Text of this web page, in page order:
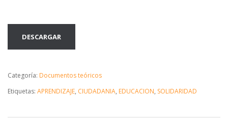
DESCARGAR
Categoría: Documentos teóricos
Etiquetas: APRENDIZAJE, CIUDADANIA, EDUCACION, SOLIDARIDAD